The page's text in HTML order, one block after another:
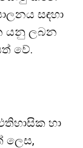
සඳහා
යනු ලබන
වේ.
හා
ලෙස,